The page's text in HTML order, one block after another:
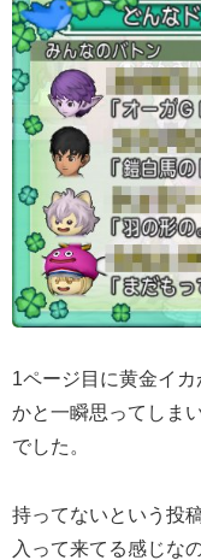
1ページ目に黄金イ
かと一瞬思ってしま
でした。
持ってないという投
入って来てる感じな